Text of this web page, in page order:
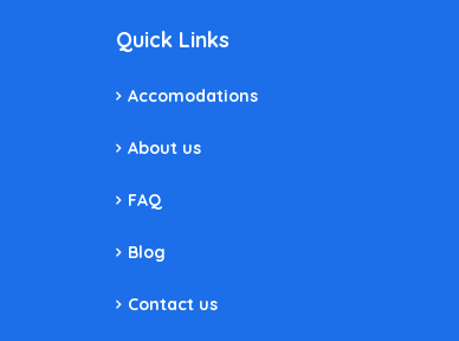
Quick Links
Accomodations
About us
FAQ
Blog
Contact us